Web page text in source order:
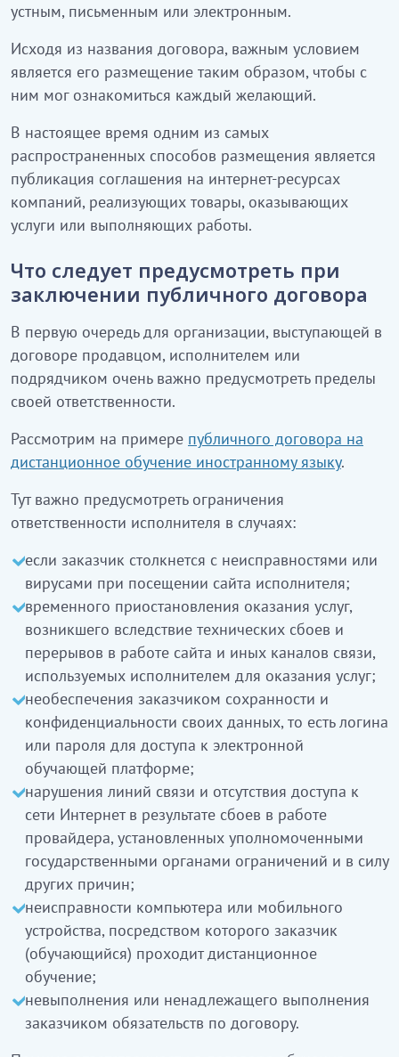
устным, письменным или электронным.
Исходя из названия договора, важным условием
является его размещение таким образом, чтобы с
ним мог ознакомиться каждый желающий.
В настоящее время одним из самых
распространенных способов размещения является
публикация соглашения на интернет-ресурсах
компаний, реализующих товары, оказывающих
услуги или выполняющих работы.
Что следует предусмотреть при
заключении публичного договора
В первую очередь для организации, выступающей в
договоре продавцом, исполнителем или
подрядчиком очень важно предусмотреть пределы
своей ответственности.
Рассмотрим на примере публичного договора на
дистанционное обучение иностранному языку.
Тут важно предусмотреть ограничения
ответственности исполнителя в случаях:
если заказчик столкнется с неисправностями или
вирусами при посещении сайта исполнителя;
временного приостановления оказания услуг,
возникшего вследствие технических сбоев и
перерывов в работе сайта и иных каналов связи,
используемых исполнителем для оказания услуг;
необеспечения заказчиком сохранности и
конфиденциальности своих данных, то есть логина
или пароля для доступа к электронной
обучающей платформе;
нарушения линий связи и отсутствия доступа к
сети Интернет в результате сбоев в работе
провайдера, установленных уполномоченными
государственными органами ограничений и в силу
других причин;
неисправности компьютера или мобильного
устройства, посредством которого заказчик
(обучающийся) проходит дистанционное
обучение;
невыполнения или ненадлежащего выполнения
заказчиком обязательств по договору.